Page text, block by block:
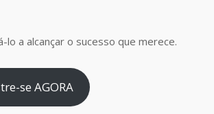
a alcançar o sucesso que merece.
se AGORA